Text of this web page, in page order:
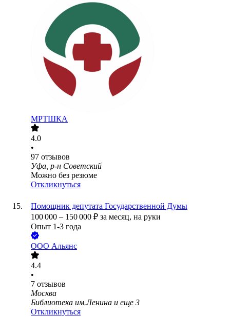
МРТШКА
4.0
•
97 отзывов
Уфа, р-н Советский
Можно без резюме
Откликнуться
Помощник депутата Государственной Думы
100 000 – 150 000 ₽ за месяц, на руки
Опыт 1-3 года
ООО Альянс
4.4
•
7 отзывов
Москва
Библиотека им.Ленина и еще 3
Откликнуться